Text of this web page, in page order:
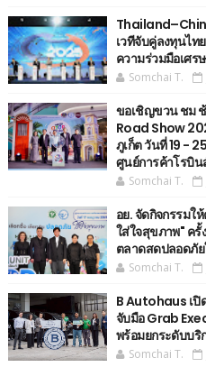
เวทีจับคู่ลงทุนไ
ความร่วมมือเศร
Somchai T.
ขอเชิญขวน ชม
Road Show
ภูเก็ต วันที่ 19 -
ศูนย์การค้าโรบิ
Somchai T.
อย. จัดกิจกรรมใ
ใส่ใจสุขภาพ" ค
ตลาดสดปลอดภัย
Somchai T.
B Autohaus เ
จับมือ Grab
พร้อมยกระดับบ
Somchai T.